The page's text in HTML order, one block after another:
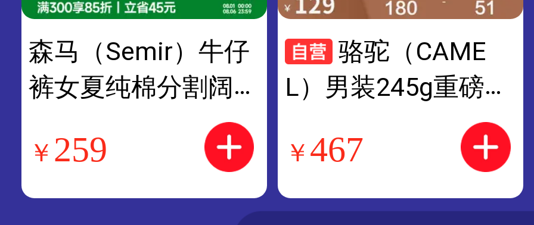
￥ 259
森马（Semir）牛仔
裤女夏纯棉分割阔腿
裤做旧炸街潮酷街头
复古chic弯刀长裤
牛仔浅黄泥染80331
￥ 467
骆驼（CAME
L）男装245g重磅P
OLO衫男士夏新款户
外翻领短袖t恤男M3
5BA6P100